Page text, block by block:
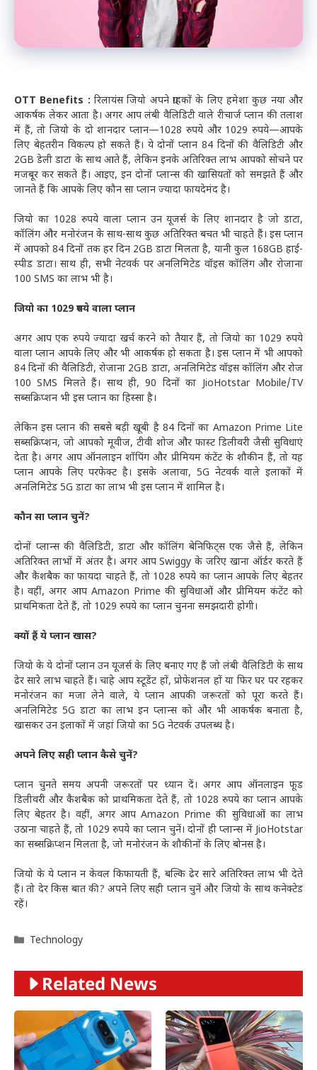
OTT Benefits : रिलायंस जियो अपने ग्राहकों के लिए हमेशा कुछ नया और
आकर्षक लेकर आता है। अगर आप लंबी वैलिडिटी वाले रीचार्ज प्लान की तलाश
में हैं, तो जियो के दो शानदार प्लान—1028 रुपये और 1029 रुपये—आपके
लिए बेहतरीन विकल्प हो सकते हैं। ये दोनों प्लान 84 दिनों की वैलिडिटी और
2GB डेली डाटा के साथ आते हैं, लेकिन इनके अतिरिक्त लाभ आपको सोचने पर
मजबूर कर सकते हैं। आइए, इन दोनों प्लान्स की खासियतों को समझते हैं और
जानते हैं कि आपके लिए कौन सा प्लान ज्यादा फायदेमंद है।
जियो का 1028 रुपये वाला प्लान उन यूजर्स के लिए शानदार है जो डाटा,
कॉलिंग और मनोरंजन के साथ-साथ कुछ अतिरिक्त बचत भी चाहते हैं। इस प्लान
में आपको 84 दिनों तक हर दिन 2GB डाटा मिलता है, यानी कुल 168GB हाई-
स्पीड डाटा। साथ ही, सभी नेटवर्क पर अनलिमिटेड वॉइस कॉलिंग और रोजाना
100 SMS का लाभ भी है।
जियो का 1029 रुपये वाला प्लान
अगर आप एक रुपये ज्यादा खर्च करने को तैयार हैं, तो जियो का 1029 रुपये
वाला प्लान आपके लिए और भी आकर्षक हो सकता है। इस प्लान में भी आपको
84 दिनों की वैलिडिटी, रोजाना 2GB डाटा, अनलिमिटेड वॉइस कॉलिंग और रोज
100 SMS मिलते हैं। साथ ही, 90 दिनों का JioHotstar Mobile/TV
सब्सक्रिप्शन भी इस प्लान का हिस्सा है।
लेकिन इस प्लान की सबसे बड़ी खूबी है 84 दिनों का Amazon Prime Lite
सब्सक्रिप्शन, जो आपको मूवीज, टीवी शोज और फास्ट डिलीवरी जैसी सुविधाएं
देता है। अगर आप ऑनलाइन शॉपिंग और प्रीमियम कंटेंट के शौकीन हैं, तो यह
प्लान आपके लिए परफेक्ट है। इसके अलावा, 5G नेटवर्क वाले इलाकों में
अनलिमिटेड 5G डाटा का लाभ भी इस प्लान में शामिल है।
कौन सा प्लान चुनें?
दोनों प्लान्स की वैलिडिटी, डाटा और कॉलिंग बेनिफिट्स एक जैसे हैं, लेकिन
अतिरिक्त लाभों में अंतर है। अगर आप Swiggy के जरिए खाना ऑर्डर करते हैं
और कैशबैक का फायदा चाहते हैं, तो 1028 रुपये का प्लान आपके लिए बेहतर
है। वहीं, अगर आप Amazon Prime की सुविधाओं और प्रीमियम कंटेंट को
प्राथमिकता देते हैं, तो 1029 रुपये का प्लान चुनना समझदारी होगी।
क्यों हैं ये प्लान खास?
जियो के ये दोनों प्लान उन यूजर्स के लिए बनाए गए हैं जो लंबी वैलिडिटी के साथ
ढेर सारे लाभ चाहते हैं। चाहे आप स्टूडेंट हों, प्रोफेशनल हों या फिर घर पर रहकर
मनोरंजन का मजा लेने वाले, ये प्लान आपकी जरूरतों को पूरा करते हैं।
अनलिमिटेड 5G डाटा का लाभ इन प्लान्स को और भी आकर्षक बनाता है,
खासकर उन इलाकों में जहां जियो का 5G नेटवर्क उपलब्ध है।
अपने लिए सही प्लान कैसे चुनें?
प्लान चुनते समय अपनी जरूरतों पर ध्यान दें। अगर आप ऑनलाइन फूड
डिलीवरी और कैशबैक को प्राथमिकता देते हैं, तो 1028 रुपये का प्लान आपके
लिए बेहतर है। वहीं, अगर आप Amazon Prime की सुविधाओं का लाभ
उठाना चाहते हैं, तो 1029 रुपये का प्लान चुनें। दोनों ही प्लान्स में JioHotstar
का सब्सक्रिप्शन मिलता है, जो मनोरंजन के शौकीनों के लिए बोनस है।
जियो के ये प्लान न केवल किफायती हैं, बल्कि ढेर सारे अतिरिक्त लाभ भी देते
हैं। तो देर किस बात की? अपने लिए सही प्लान चुनें और जियो के साथ कनेक्टेड
रहें।
Categories
Technology
Related News